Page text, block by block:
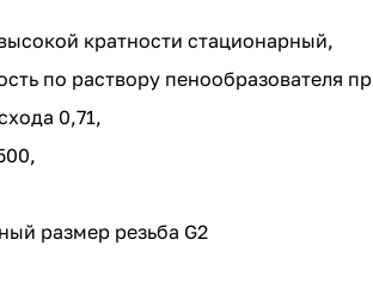
кратности стационарный,
по раствору пенообразователя
0,71,
размер резьба G2